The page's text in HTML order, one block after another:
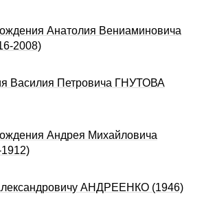
Анатолия Вениаминовича
2008)
Василия Петровича ГНУТОВА
Андрея Михайловича
АНДРЕЕНКО (1946)